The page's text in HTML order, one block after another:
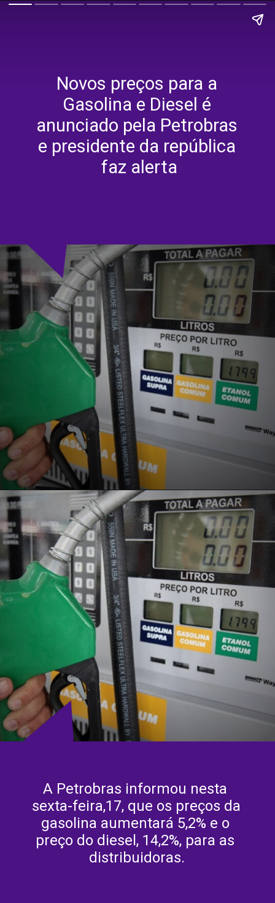
Novos preços para a
Gasolina e Diesel é
anunciado pela Petrobras
e presidente da república
faz alerta
A Petrobras informou nesta
sexta-feira,17, que os preços da
gasolina aumentará 5,2% e o
preço do diesel, 14,2%, para as
distribuidoras.